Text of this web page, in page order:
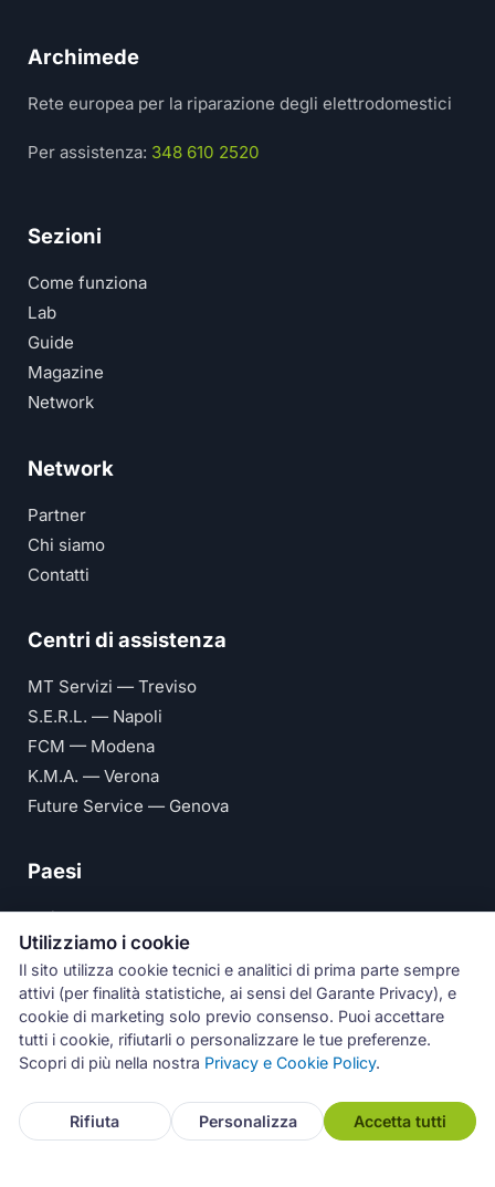
Archimede
Rete europea per la riparazione degli elettrodomestici
Per assistenza: 348 610 2520
Sezioni
Come funziona
Lab
Guide
Magazine
Network
Network
Partner
Chi siamo
Contatti
Centri di assistenza
MT Servizi — Treviso
S.E.R.L. — Napoli
FCM — Modena
K.M.A. — Verona
Future Service — Genova
Paesi
Italia
United Kingdom
Deutschland
España
© Numeri Primi Srl — P.IVA IT11621120960 ·
Utilizziamo i cookie
Il sito utilizza cookie tecnici e analitici di prima parte sempre
attivi (per finalità statistiche, ai sensi del Garante Privacy), e
cookie di marketing solo previo consenso. Puoi accettare
tutti i cookie, rifiutarli o personalizzare le tue preferenze.
Scopri di più nella nostra Privacy e Cookie Policy.
Rifiuta Personalizza Accetta tutti